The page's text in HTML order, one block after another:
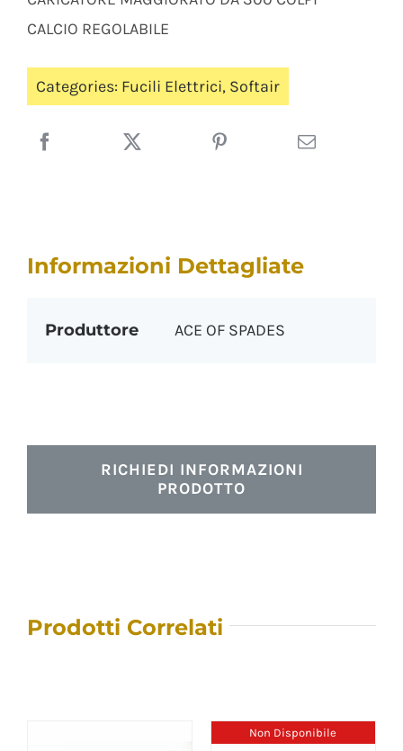
CALCIO REGOLABILE
Categories: Fucili Elettrici, Softair
Informazioni Dettagliate
Produttore ACE OF SPADES
RICHIEDI INFORMAZIONI
PRODOTTO
Prodotti Correlati
Non Disponibile